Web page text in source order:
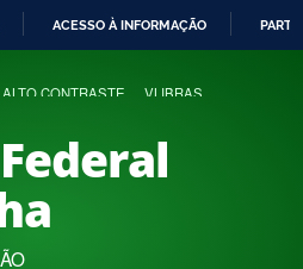
ACESSO À INFORMAÇÃO
ALTO CONTRASTE VLIBRAS